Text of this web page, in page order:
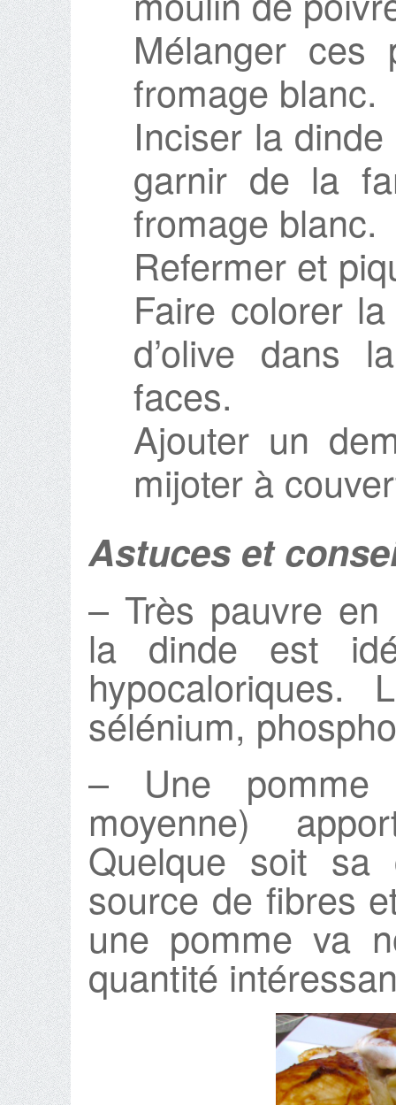
Mélanger ces
fromage blanc.
Inciser la
garnir de la
fromage blanc.
Refermer et
Faire colorer
d’olive dans
faces.
Ajouter un
mijoter à
Astuces et
– Très pauvre en
la dinde est
sélénium,
– Une
moyenne)
Quelque soit sa
source de fibres
une pomme va
quantité